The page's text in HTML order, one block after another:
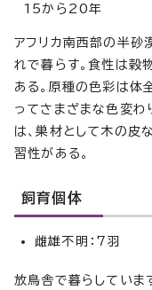
15から20年
アフリカ南西部の半砂
れで暮らす。食性は穀
ある。原種の色彩は体
ってさまざまな色変わ
は、巣材として木の皮
習性がある。
飼育個体
雌雄不明：7羽
放鳥舎で暮らしていま